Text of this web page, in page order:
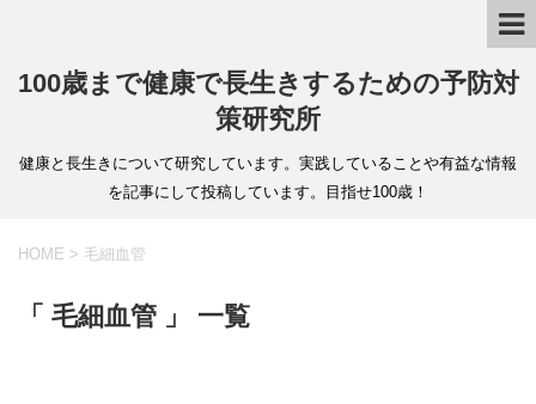
100歳まで健康で長生きするための予防対
策研究所
健康と長生きについて研究しています。実践していることや有益な情報
を記事にして投稿しています。目指せ100歳！
HOME > 毛細血管
「 毛細血管 」 一覧